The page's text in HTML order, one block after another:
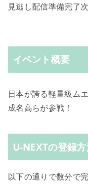
見逃し配信準備完了
イベント概要
日本が誇る軽量級ム
成名高らが参戦！
U-NEXTの登録
以下の通りで数分で完